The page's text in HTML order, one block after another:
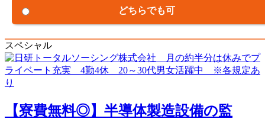
どちらでも可
スペシャル
【寮費無料◎】半導体製造設備の監